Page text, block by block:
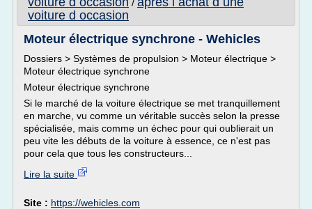
/
voiture d occasion
Moteur électrique synchrone - Wehicles
Dossiers > Systèmes de propulsion > Moteur électrique >
Moteur électrique synchrone
Moteur électrique synchrone
Si le marché de la voiture électrique se met tranquillement
en marche, vu comme un véritable succès selon la presse
spécialisée, mais comme un échec pour qui oublierait un
peu vite les débuts de la voiture à essence, ce n'est pas
pour cela que tous les constructeurs...
Lire la suite
Site : https://wehicles.com